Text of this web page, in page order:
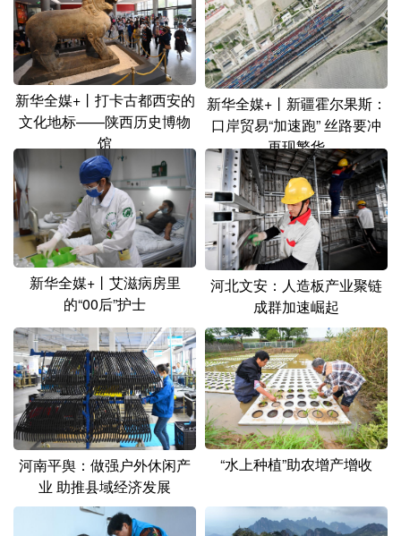
新华全媒+丨打卡古都西安的
文化地标——陕西历史博物
馆
新华全媒+丨新疆霍尔果斯：
口岸贸易“加速跑” 丝路要冲
再现繁华
新华全媒+丨艾滋病房里
的“00后”护士
河北文安：人造板产业聚链
成群加速崛起
河南平舆：做强户外休闲产
业 助推县域经济发展
“水上种植”助农增产增收